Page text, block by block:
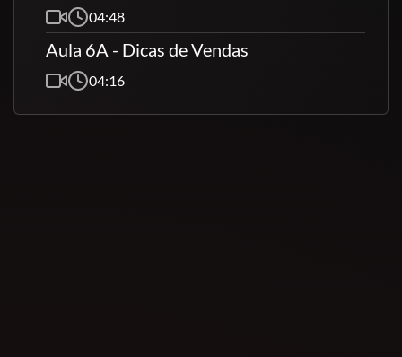
04:48
Aula 6A - Dicas de Vendas
04:16